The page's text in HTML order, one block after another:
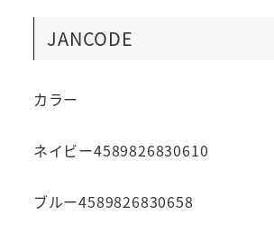
JANCODE
カラー
ネイビー4589826830610
ブルー4589826830658